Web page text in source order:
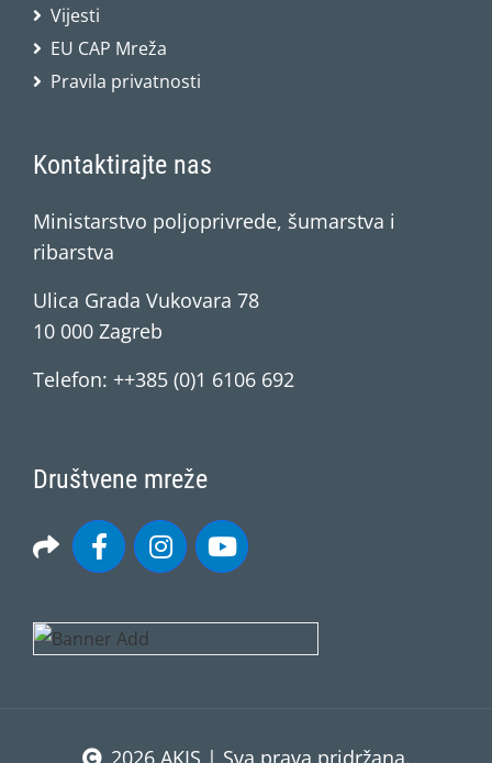
Vijesti
EU CAP Mreža
Pravila privatnosti
Kontaktirajte nas
Ministarstvo poljoprivrede, šumarstva i
ribarstva
Ulica Grada Vukovara 78
10 000 Zagreb
Telefon: ++385 (0)1 6106 692
Društvene mreže
2026 AKIS | Sva prava pridržana.